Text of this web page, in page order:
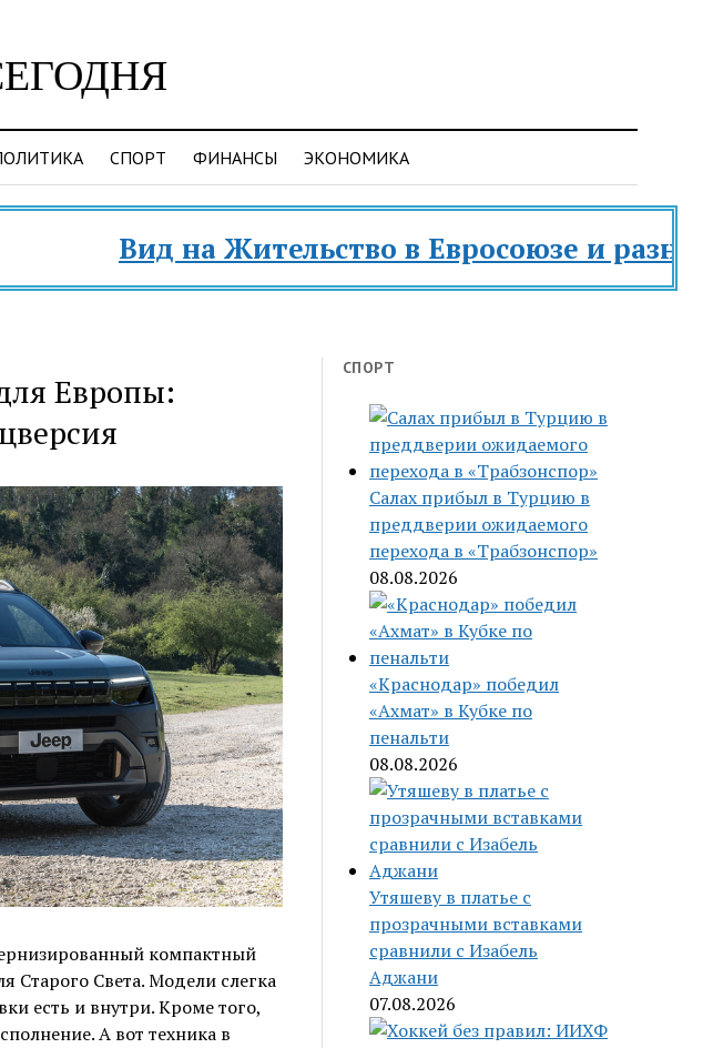
СПОРТ ФИНАНСЫ ЭКОНОМИКА
на Жительство в Евросоюзе и разных странах
Европы:
компактный
Старого Света. Модели слегка
есть и внутри. Кроме того,
А вот техника в
СПОРТ
Салах прибыл в Турцию в
преддверии ожидаемого
перехода в «Трабзонспор»
08.08.2026
«Краснодар» победил
«Ахмат» в Кубке по
пенальти
08.08.2026
Утяшеву в платье с
прозрачными вставками
сравнили с Изабель
Аджани
07.08.2026